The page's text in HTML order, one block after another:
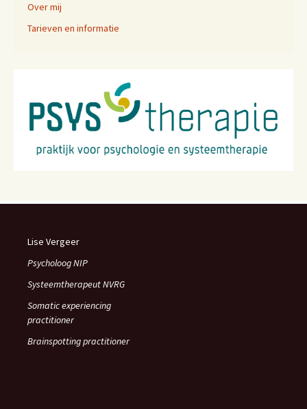
Over mij
Tarieven en informatie
Lise Vergeer
Psycholoog NIP
Systeemtherapeut NVRG
Somatic experiencing
practitioner
Brainspotting practitioner